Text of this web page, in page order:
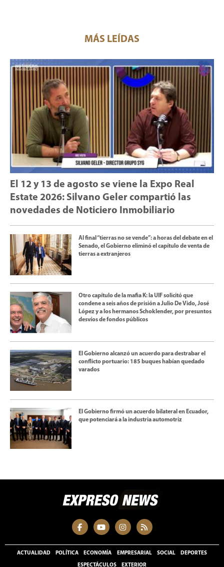
MÁS LEÍDAS
El 12 y 13 de agosto se viene la Expo Real
Estate 2026: Silvano Geler compartió las
novedades de Noticiero Inmobiliario
Al final “tierras no se vende”: a horas del debate en el
Senado, el Gobierno eliminó el capítulo de venta de
tierras a extranjeros
Otro capítulo de la mafia K: la UIF solicitó que
condene a seis años de prisión a Julio De Vido, José
López y a los hermanos Schoklender, por presuntos
desvíos de fondos públicos
El Gobierno alcanzó un acuerdo para destrabar el
conflicto portuario: 185 buques habían quedado
varados
El Gobierno firmó un acuerdo bilateral en Ecuador,
que potenciará a la industria automotriz
ACTUALIDAD POLÍTICA ECONOMÍA EMPRESARIAL SOCIAL DEPORTES
ESPECTÁCULOS EXTERIOR